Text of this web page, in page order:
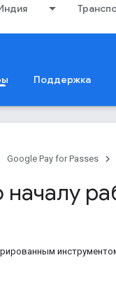
Поддержка
Google Pay for Passes
началу